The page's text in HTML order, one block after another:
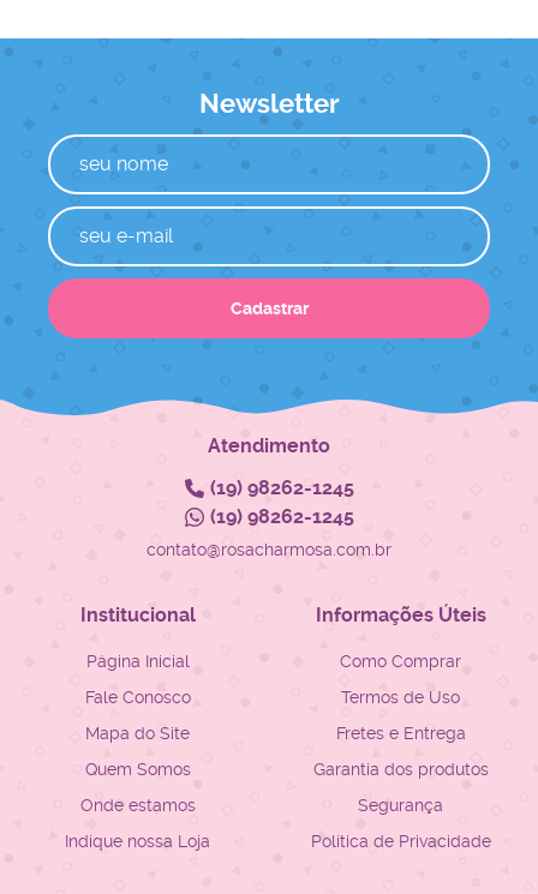
Newsletter
Cadastrar
Atendimento
(19)98262-1245
(19)98262-1245
contato@rosacharmosa.com.br
Institucional
Página Inicial
Fale Conosco
Mapa do Site
Quem Somos
Onde estamos
Indique nossa Loja
Informações Úteis
Como Comprar
Termos de Uso
Fretes e Entrega
Garantia dos produtos
Segurança
Política de Privacidade